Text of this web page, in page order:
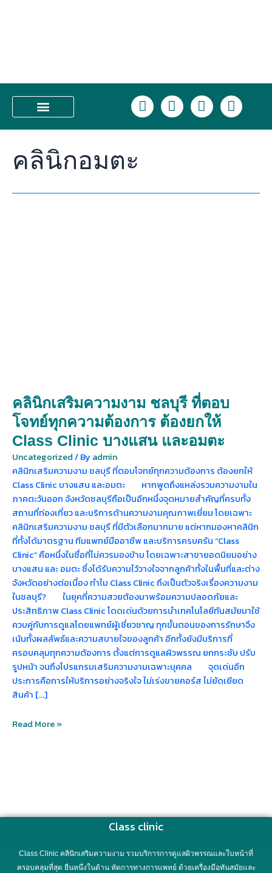
L
i
n
F
a
c
k
I
n
s
a
T
i
k
คลินิกอมตะ
คลินิกเสริมความงาม ชลบุรี ที่ตอบ
โจทย์ทุกความต้องการ ต้องยกให้
Class Clinic บางแสน และอมตะ
Uncategorized/ By admin
คลินิกเสริมความงาม ชลบุรี ที่ตอบโจทย์ทุกความต้องการ ต้องยกให้
Class Clinic บางแสน และอมตะ หากพูดถึงแหล่งรวมความงามใน
ภาคตะวันออก จังหวัดชลบุรีถือเป็นอีกหนึ่งจุดหมายสำคัญที่ครบทั้ง
สถานที่ท่องเที่ยว และบริการด้านความงามคุณภาพเยี่ยม โดยเฉพาะ
คลินิกเสริมความงาม ชลบุรี ที่มีตัวเลือกมากมาย แต่หากมองหาคลินิก
ที่ทั้งได้มาตรฐาน ทีมแพทย์มืออาชีพ และบริการครบครัน “Class
Clinic” คือหนึ่งในชื่อที่ไม่ควรมองข้าม โดยเฉพาะสาขายอดนิยมอย่าง
บางแสน และ อมตะ ซึ่งได้รับความไว้วางใจจากลูกค้าทั้งในพื้นที่และต่าง
จังหวัดอย่างต่อเนื่อง ทำไม Class Clinic ถึงเป็นตัวจริงเรื่องความงาม
ในชลบุรี? ในยุคที่ความสวยต้องมาพร้อมความปลอดภัยและ
ประสิทธิภาพ Class Clinic โดดเด่นด้วยการนำเทคโนโลยีทันสมัยมาใช้
ควบคู่กับการดูแลโดยแพทย์ผู้เชี่ยวชาญ ทุกขั้นตอนของการรักษาจึง
เน้นทั้งผลลัพธ์และความสบายใจของลูกค้า อีกทั้งยังมีบริการที่
ครอบคลุมทุกความต้องการ ตั้งแต่การดูแลผิวพรรณ ยกกระชับ ปรับ
รูปหน้า จนถึงโปรแกรมเสริมความงามเฉพาะบุคคล จุดเด่นอีก
ประการคือการให้บริการอย่างจริงใจ ไม่เร่งขายคอร์ส ไม่ยัดเยียด
สินค้า […]
ทุก
ความ
ต้องการ
ต้อง
Read More »
Class clinic
Class Clinic คลินิกเสริมความงาม รวมบริการการดูแลผิวพรรณและใบหน้าที่
ครอบคลุมที่สุด ยืนหนึ่งในด้าน หัตการทางการแพทย์ ด้วยเครื่องมือทันสมัยและ